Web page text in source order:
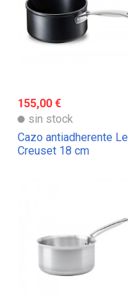
155,00 €
sin stock
Cazo antiadherente Le
Creuset 18 cm